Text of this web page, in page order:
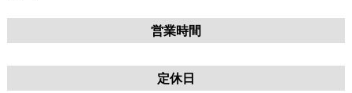
営業時間
定休日